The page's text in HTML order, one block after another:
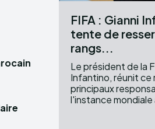
FIFA : Gianni
tente de
rangs...
Le président de la
Infantino, réunit ce
principaux
l'instance mondiale